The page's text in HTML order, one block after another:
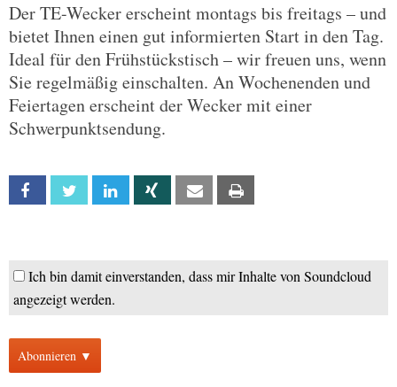
Der TE-Wecker erscheint montags bis freitags – und
bietet Ihnen einen gut informierten Start in den Tag.
Ideal für den Frühstückstisch – wir freuen uns, wenn
Sie regelmäßig einschalten. An Wochenenden und
Feiertagen erscheint der Wecker mit einer
Schwerpunktsendung.
Facebook Twitter Linkedin Xing Email
Ich bin damit einverstanden, dass mir Inhalte von Soundcloud
angezeigt werden.
Abonnieren ▼